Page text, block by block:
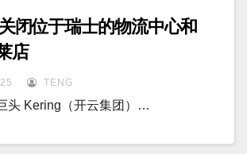
闭位于瑞士的物流中心和
店
TENG
头 Kering（开云集团）…